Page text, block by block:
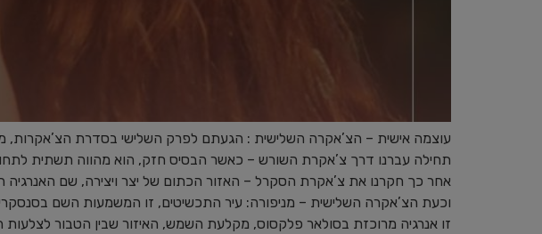
עוצמה אישית – הצ’אקרה השלישית : הגעתם לפרק השלישי בסדרת הצ’אקרות,
תחילה עברנו דרך צ’אקרת השורש – כאשר הבסיס חזק, הוא מהווה תשתית
אחר כך חקרנו את צ’אקרת הסקרל – האזור הכתום של יצר ויצירה, שם האנרגיה
וכעת הצ’אקרה השלישית – מניפורה: עיר התכשיטים, זו המשמעות השם
זו אנרגיה מרוכזת בסולאר פלקסוס, מקלעת השמש, האיזור שבין הטבור לצלעות